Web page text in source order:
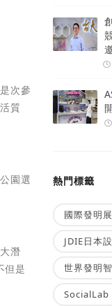
次參
質
園選
潛
但是
熱門標籤
國際發明展
JDIE日本
世界發明
SocialLab